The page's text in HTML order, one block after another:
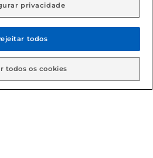
Todos os direitos
Gbarbosa.
privacidade
todos
todos os cookies